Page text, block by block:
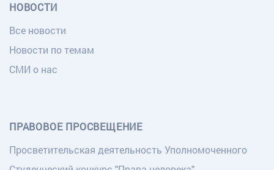
НОВОСТИ
Все новости
Новости по темам
СМИ о нас
ПРАВОВОЕ ПРОСВЕЩЕНИЕ
Просветительская деятельность Уполномоченного